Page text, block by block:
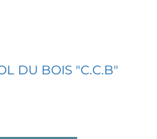
DU BOIS "C.C.B"